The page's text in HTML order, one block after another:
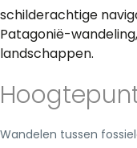
schilderachtige
Patagonië-
landschappen.
Wandelen tussen